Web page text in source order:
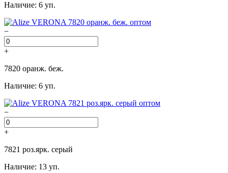
Наличие: 6 уп.
−
+
7820 оранж. беж.
Наличие: 6 уп.
−
+
7821 роз.ярк. серый
Наличие: 13 уп.